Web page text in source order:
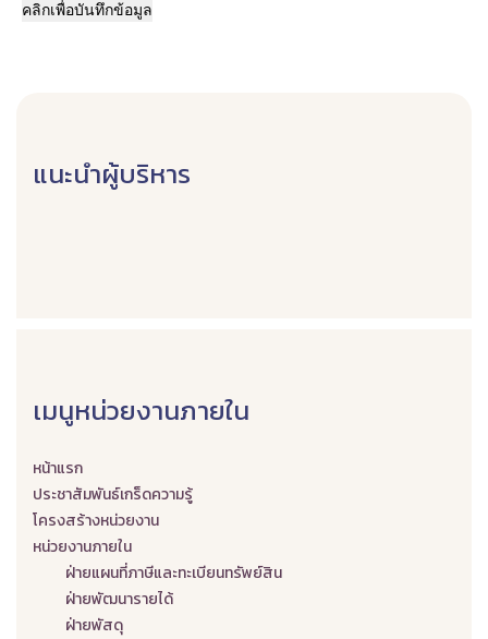
คลิกเพื่อบันทึกข้อมูล
แนะนำผู้บริหาร
เมนูหน่วยงานภายใน
หน้าแรก
ประชาสัมพันธ์เกร็ดความรู้
โครงสร้างหน่วยงาน
หน่วยงานภายใน
ฝ่ายแผนที่ภาษีและทะเบียนทรัพย์สิน
ฝ่ายพัฒนารายได้
ฝ่ายพัสดุ